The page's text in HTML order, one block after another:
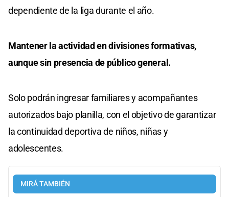
dependiente de la liga durante el año.
Mantener la actividad en divisiones formativas,
aunque sin presencia de público general.
Solo podrán ingresar familiares y acompañantes
autorizados bajo planilla, con el objetivo de garantizar
la continuidad deportiva de niños, niñas y
adolescentes.
MIRÁ TAMBIÉN